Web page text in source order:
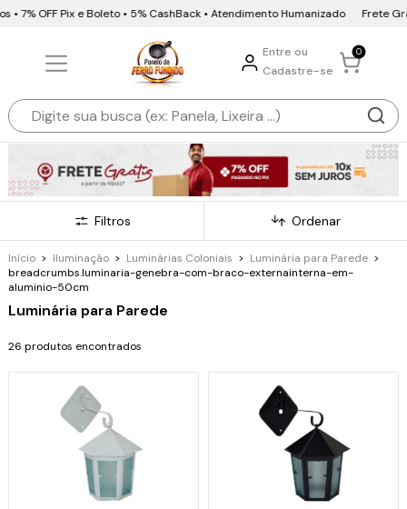
OFF Pix e Boleto • 5% CashBack • Atendimento Humanizado Frete Grátis
Entre ou
Cadastre-se
0
Filtros Ordenar
Início > Iluminação > Luminárias Coloniais > Luminária para Parede >
breadcrumbs.luminaria-genebra-com-braco-externainterna-em-
aluminio-50cm
Luminária para Parede
26 produtos encontrados